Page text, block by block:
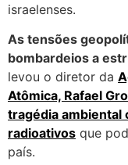
israelenses.
As tensões
bombardeios a
levou o diretor da
Atômica, Rafael
tragédia ambiental
radioativos que
país.